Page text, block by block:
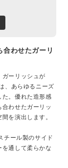
わせたガーリ
ガーリッシュが
、あらゆるニーズ
た。優れた造形感
わせたガーリッ
を演出します。
チール製のサイド
通して柔らかな